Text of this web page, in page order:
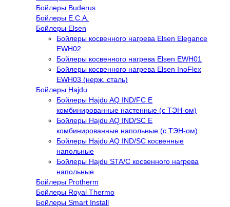
Бойлеры Buderus
Бойлеры E.C.A.
Бойлеры Elsen
Бойлеры косвенного нагрева Elsen Elegance
EWH02
Бойлеры косвенного нагрева Elsen EWH01
Бойлеры косвенного нагрева Elsen InoFlex
EWH03 (нерж. сталь)
Бойлеры Hajdu
Бойлеры Hajdu AQ IND/FC E
комбинированные настенные (с ТЭН-ом)
Бойлеры Hajdu AQ IND/SC E
комбинированные напольные (с ТЭН-ом)
Бойлеры Hajdu AQ IND/SC косвенные
напольные
Бойлеры Hajdu STA/C косвенного нагрева
напольные
Бойлеры Protherm
Бойлеры Royal Thermo
Бойлеры Smart Install